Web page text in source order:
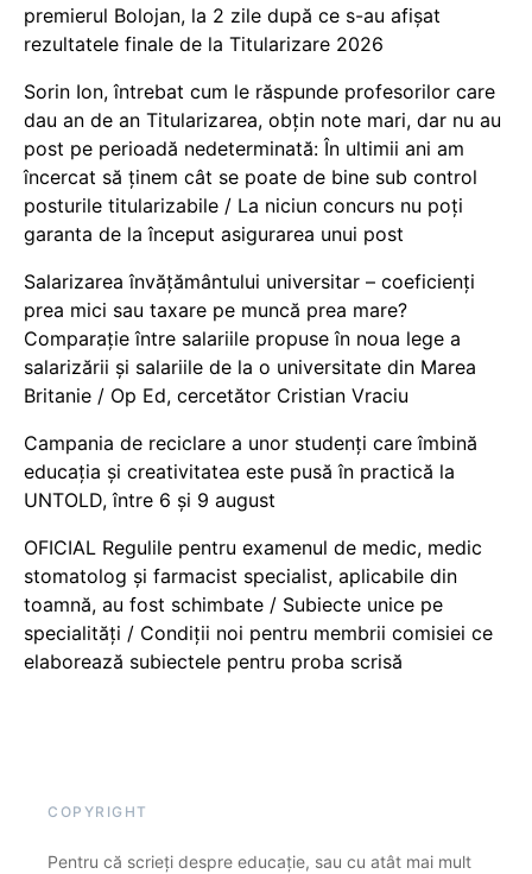
premierul Bolojan, la 2 zile după ce s-au afișat
rezultatele finale de la Titularizare 2026
Sorin Ion, întrebat cum le răspunde profesorilor care
dau an de an Titularizarea, obțin note mari, dar nu au
post pe perioadă nedeterminată: În ultimii ani am
încercat să ținem cât se poate de bine sub control
posturile titularizabile / La niciun concurs nu poți
garanta de la început asigurarea unui post
Salarizarea învățământului universitar – coeficienți
prea mici sau taxare pe muncă prea mare?
Comparație între salariile propuse în noua lege a
salarizării și salariile de la o universitate din Marea
Britanie / Op Ed, cercetător Cristian Vraciu
Campania de reciclare a unor studenți care îmbină
educația și creativitatea este pusă în practică la
UNTOLD, între 6 și 9 august
OFICIAL Regulile pentru examenul de medic, medic
stomatolog și farmacist specialist, aplicabile din
toamnă, au fost schimbate / Subiecte unice pe
specialități / Condiții noi pentru membrii comisiei ce
elaborează subiectele pentru proba scrisă
COPYRIGHT
Pentru că scrieți despre educație, sau cu atât mai mult